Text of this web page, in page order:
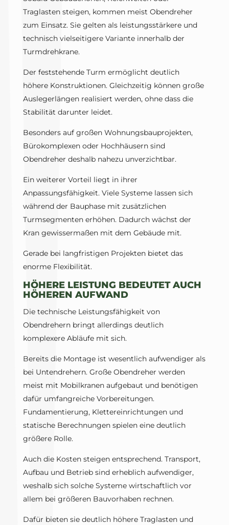
Traglasten steigen, kommen meist Obendreher
zum Einsatz. Sie gelten als leistungsstärkere und
technisch vielseitigere Variante innerhalb der
Turmdrehkrane.
Der feststehende Turm ermöglicht deutlich
höhere Konstruktionen. Gleichzeitig können große
Auslegerlängen realisiert werden, ohne dass die
Stabilität darunter leidet.
Besonders auf großen Wohnungsbauprojekten,
Bürokomplexen oder Hochhäusern sind
Obendreher deshalb nahezu unverzichtbar.
Ein weiterer Vorteil liegt in ihrer
Anpassungsfähigkeit. Viele Systeme lassen sich
während der Bauphase mit zusätzlichen
Turmsegmenten erhöhen. Dadurch wächst der
Kran gewissermaßen mit dem Gebäude mit.
Gerade bei langfristigen Projekten bietet das
enorme Flexibilität.
HÖHERE LEISTUNG BEDEUTET AUCH
HÖHEREN AUFWAND
Die technische Leistungsfähigkeit von
Obendrehern bringt allerdings deutlich
komplexere Abläufe mit sich.
Bereits die Montage ist wesentlich aufwendiger als
bei Untendrehern. Große Obendreher werden
meist mit Mobilkranen aufgebaut und benötigen
dafür umfangreiche Vorbereitungen.
Fundamentierung, Klettereinrichtungen und
statische Berechnungen spielen eine deutlich
größere Rolle.
Auch die Kosten steigen entsprechend. Transport,
Aufbau und Betrieb sind erheblich aufwendiger,
weshalb sich solche Systeme wirtschaftlich vor
allem bei größeren Bauvorhaben rechnen.
Dafür bieten sie deutlich höhere Traglasten und